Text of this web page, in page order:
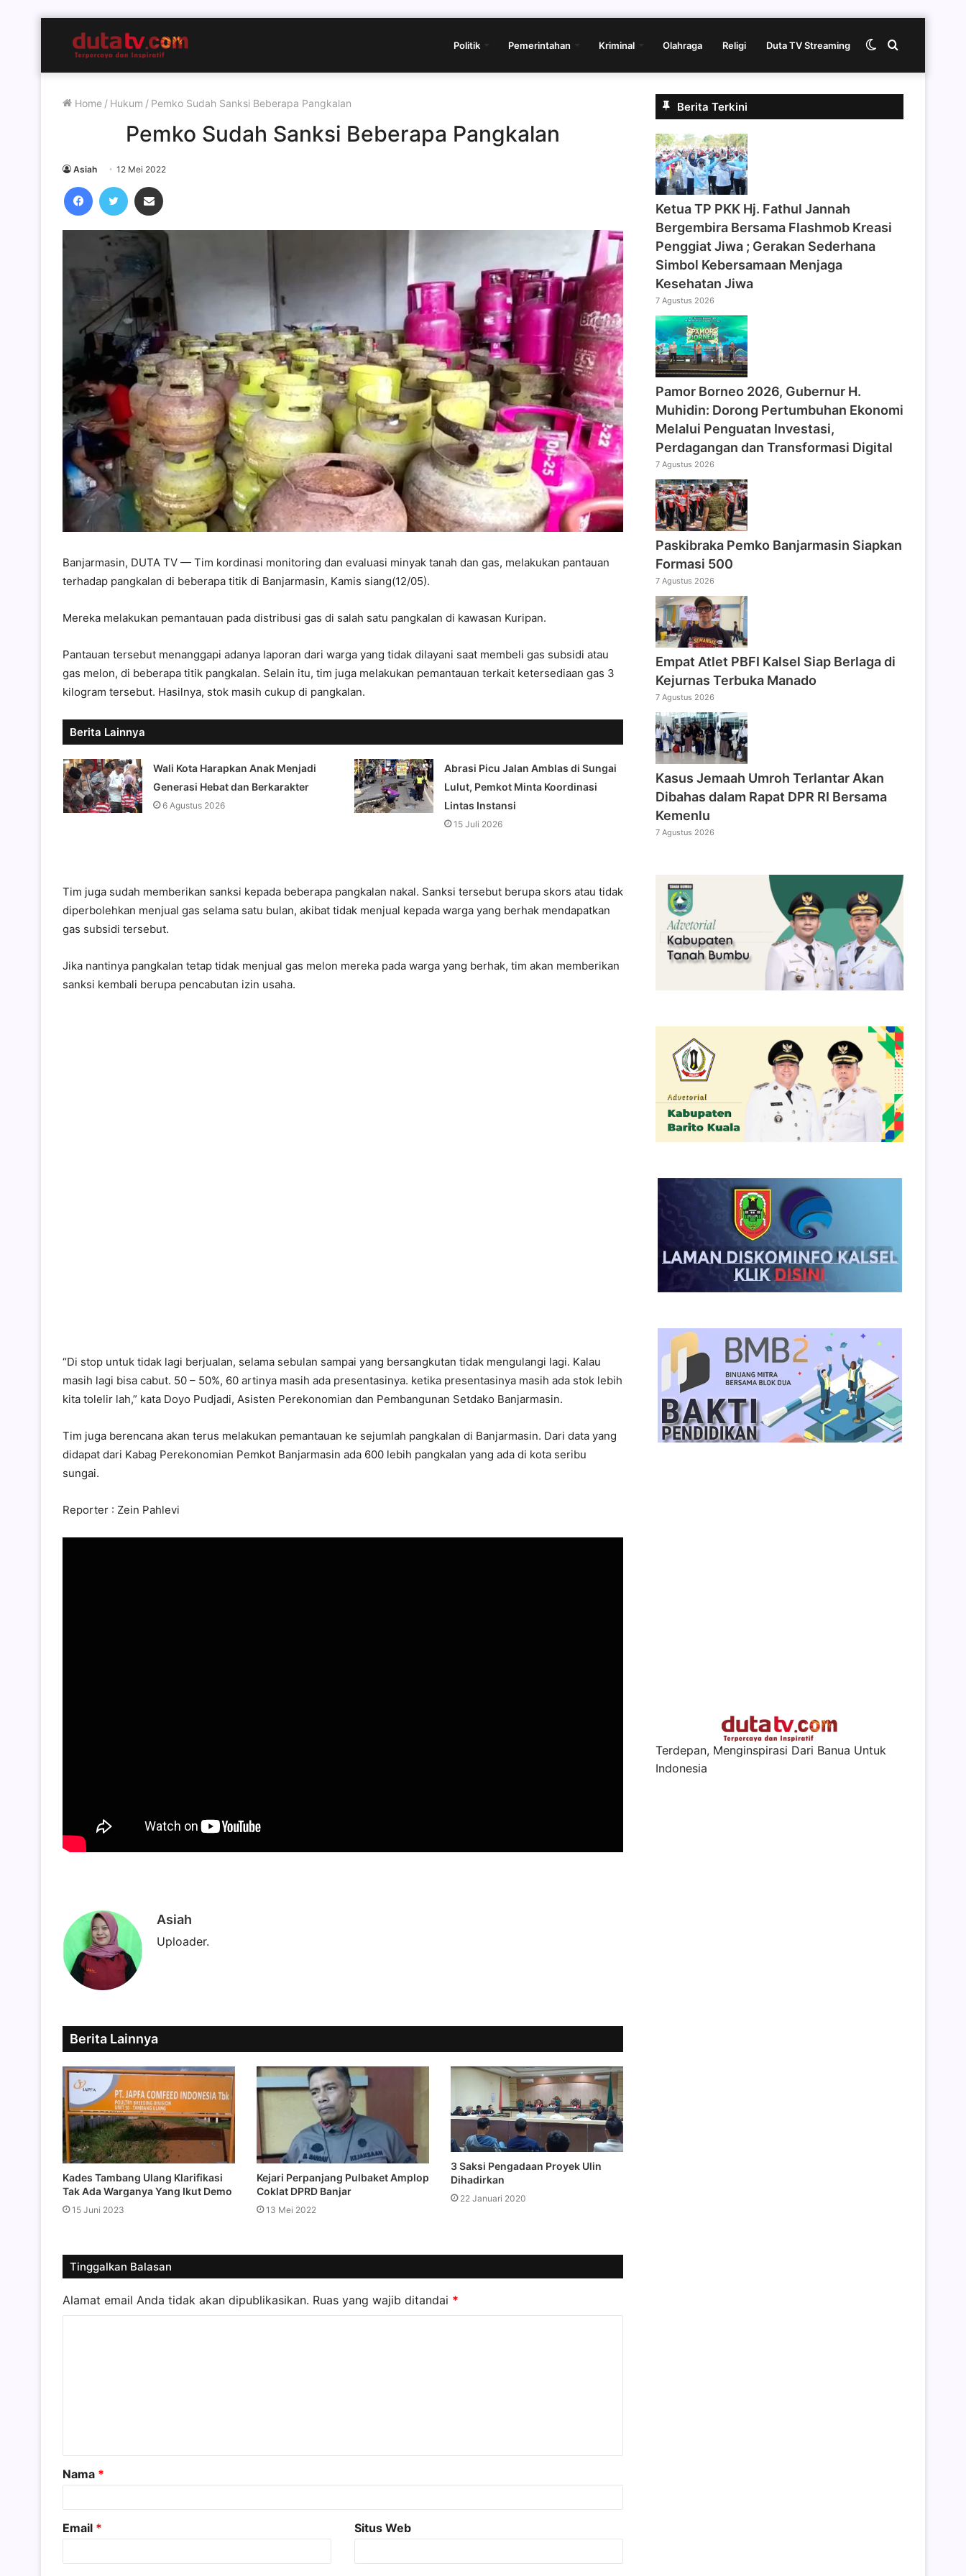
Politik Pemerintahan Kriminal Olahraga Religi Duta TV Streaming Cari
Switch
Home / Hukum / Pemko Sudah Sanksi Beberapa Pangkalan
Pemko Sudah Sanksi Beberapa Pangkalan
Asiah 12 Mei 2022
FacebookTwitter
Banjarmasin, DUTA TV — Tim kordinasi monitoring dan evaluasi minyak tanah dan gas, melakukan pantauan
terhadap pangkalan di beberapa titik di Banjarmasin, Kamis siang(12/05).
Mereka melakukan pemantauan pada distribusi gas di salah satu pangkalan di kawasan Kuripan.
Pantauan tersebut menanggapi adanya laporan dari warga yang tidak dilayani saat membeli gas subsidi atau
gas melon, di beberapa titik pangkalan. Selain itu, tim juga melakukan pemantauan terkait ketersediaan gas 3
kilogram tersebut. Hasilnya, stok masih cukup di pangkalan.
Berita Lainnya
Wali Kota Harapkan Anak Menjadi
Generasi Hebat dan Berkarakter
6 Agustus 2026
Abrasi Picu Jalan Amblas di Sungai
Lulut, Pemkot Minta Koordinasi
Lintas Instansi
15 Juli 2026
Tim juga sudah memberikan sanksi kepada beberapa pangkalan nakal. Sanksi tersebut berupa skors atau tidak
diperbolehkan menjual gas selama satu bulan, akibat tidak menjual kepada warga yang berhak mendapatkan
gas subsidi tersebut.
Jika nantinya pangkalan tetap tidak menjual gas melon mereka pada warga yang berhak, tim akan memberikan
sanksi kembali berupa pencabutan izin usaha.
“Di stop untuk tidak lagi berjualan, selama sebulan sampai yang bersangkutan tidak mengulangi lagi. Kalau
masih lagi bisa cabut. 50 – 50%, 60 artinya masih ada presentasinya. ketika presentasinya masih ada stok lebih
kita tolelir lah,” kata Doyo Pudjadi, Asisten Perekonomian dan Pembangunan Setdako Banjarmasin.
Tim juga berencana akan terus melakukan pemantauan ke sejumlah pangkalan di Banjarmasin. Dari data yang
didapat dari Kabag Perekonomian Pemkot Banjarmasin ada 600 lebih pangkalan yang ada di kota seribu
sungai.
Reporter : Zein Pahlevi
Asiah
Uploader.
Berita Lainnya
Kades Tambang Ulang Klarifikasi
Tak Ada Warganya Yang Ikut Demo
15 Juni 2023
Kejari Perpanjang Pulbaket Amplop
Coklat DPRD Banjar
13 Mei 2022
3 Saksi Pengadaan Proyek Ulin
Dihadirkan
22 Januari 2020
Tinggalkan Balasan
Alamat email Anda tidak akan dipublikasikan. Ruas yang wajib ditandai *
a
r
Nama *
Email * Situs Web
Berita Terkini
‎Ketua TP PKK Hj. Fathul Jannah
Bergembira Bersama Flashmob Kreasi
Penggiat Jiwa ; Gerakan Sederhana
Simbol Kebersamaan Menjaga
Kesehatan Jiwa
7 Agustus 2026
Pamor Borneo 2026, Gubernur H.
Muhidin: Dorong Pertumbuhan Ekonomi
Melalui Penguatan Investasi,
Perdagangan dan Transformasi Digital
7 Agustus 2026
Paskibraka Pemko Banjarmasin Siapkan
Formasi 500
7 Agustus 2026
Empat Atlet PBFI Kalsel Siap Berlaga di
Kejurnas Terbuka Manado
7 Agustus 2026
Kasus Jemaah Umroh Terlantar Akan
Dibahas dalam Rapat DPR RI Bersama
Kemenlu
7 Agustus 2026
Terdepan, Menginspirasi Dari Banua Untuk
Indonesia